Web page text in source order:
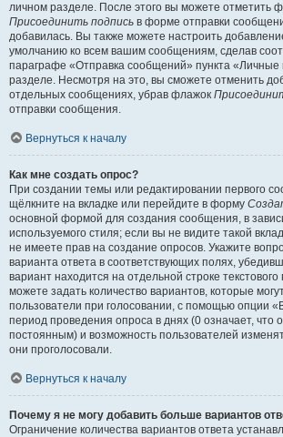
личном разделе. После этого вы можете отметить
Присоединить подпись в форме отправки
добавилась. Вы также можете настроить
умолчанию ко всем вашим сообщениям, сделав
параграфе «Отправка сообщений» пункта «Личные
разделе. Несмотря на это, вы сможете отменить
отдельных сообщениях, убрав флажок
отправки сообщения.
Вернуться к началу
Как мне создать опрос?
При создании темы или редактировании первого
щёлкните на вкладке или перейдите в форму
основной формой для создания сообщения, в
используемого стиля; если вы не видите такой
не имеете прав на создание опросов. Укажите
варианта ответа в соответствующих полях,
вариант находится на отдельной строке
можете задать количество вариантов, которые
пользователи при голосовании, с помощью опции
период проведения опроса в днях (0 означает, что
постоянным) и возможность пользователей
они проголосовали.
Вернуться к началу
Почему я не могу добавить больше вариантов
Ограничение количества вариантов ответа